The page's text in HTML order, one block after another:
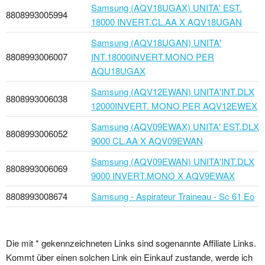
8808993005994
Samsung (AQV18UGAX) UNITA' EST.
18000 INVERT.CL.AA X AQV18UGAN
8808993006007
Samsung (AQV18UGAN) UNITA'
INT.18000INVERT.MONO PER
AQU18UGAX
8808993006038
Samsung (AQV12EWAN) UNITA'INT.DLX
12000INVERT. MONO PER AQV12EWEX
8808993006052
Samsung (AQV09EWAX) UNITA' EST.DLX
9000 CL.AA X AQV09EWAN
8808993006069
Samsung (AQV09EWAN) UNITA'INT.DLX
9000 INVERT.MONO X AQV9EWAX
8808993008674
Samsung - Aspirateur Traineau - Sc 61 Eo
Die mit * gekennzeichneten Links sind sogenannte Affiliate Links.
Kommt über einen solchen Link ein Einkauf zustande, werde ich